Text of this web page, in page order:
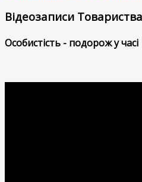
Відеозаписи Товариства
Особистість - подорож у часі